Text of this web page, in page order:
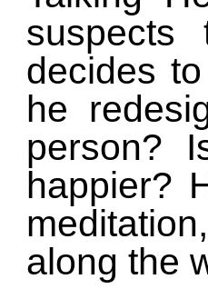
decides
he
person?
happier?
along the